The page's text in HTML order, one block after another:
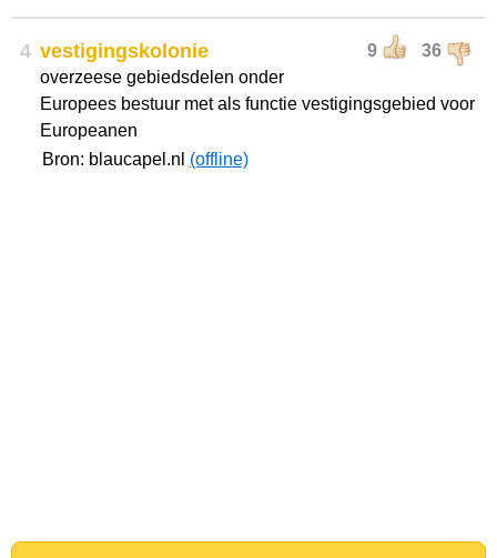
4 9 36
vestigingskolonie
overzeese gebiedsdelen onder
Europees bestuur met als functie vestigingsgebied voor
Europeanen
Bron: blaucapel.nl (offline)